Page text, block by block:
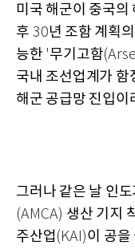
미국 해군이 중국의
후 30년 조함 계획
능한 '무기고함
국내 조선업계가 함
해군 공급망 진입이
그러나 같은 날 인
(AMCA) 생산 기지
주산업 (KAI)이 공을